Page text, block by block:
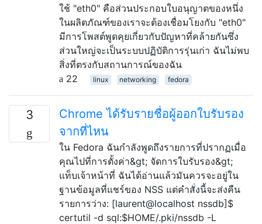
ใช้ "eth0" คือส่วนประกอบใบอนุญาตของหนึ่ง
ในผลิตภัณฑ์ของเราจะต้องเชื่อมโยงกับ "eth0"
มีการโพสต์พูดคุยเกี่ยวกับปัญหาที่คล้ายกันซึ่ง
ส่วนใหญ่จะเป็นระบบปฏิบัติการรุ่นเก่า ฉันไม่พบ
สิ่งที่ตรงกับสถานการณ์ของฉัน
22
linux networking fedora
3
Chrome ได้รับรายชื่อผู้ออกใบรับรอง
จากที่ไหน
ใน Fedora ฉันกำลังพูดถึงรายการที่ปรากฏเมื่อ
คุณไปที่การตั้งค่า&gt; จัดการใบรับรอง&gt;
แท็บเจ้าหน้าที่ ฉันได้อ่านแล้วมันควรจะอยู่ใน
ฐานข้อมูลที่แชร์ของ NSS แต่คำสั่งนี้จะส่งคืน
รายการว่าง: [laurent@localhost nssdb]$
certutil -d sql:$HOME/.pki/nssdb -L